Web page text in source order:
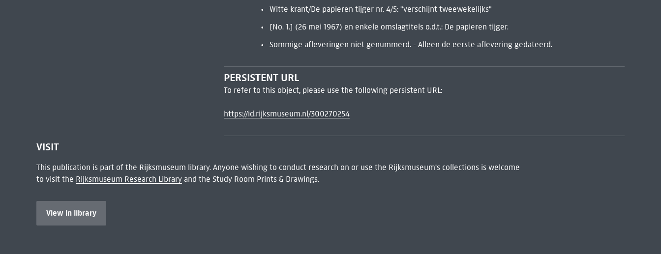
Witte krant/De papieren tijger nr. 4/5: "verschijnt tweewekelijks"
[No. 1.] (26 mei 1967) en enkele omslagtitels o.d.t.: De papieren tijger.
Sommige afleveringen niet genummerd. - Alleen de eerste aflevering gedateerd.
PERSISTENT URL
To refer to this object, please use the following persistent URL:
https://id.rijksmuseum.nl/300270254
VISIT
This publication is part of the Rijksmuseum library. Anyone wishing to conduct research on or use the Rijksmuseum's collections is welcome
to visit the Rijksmuseum Research Libraryand the Study Room Prints & Drawings.
View in library